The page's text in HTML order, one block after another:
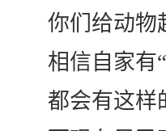
你们给动物起
相信自家有“
都会有这样